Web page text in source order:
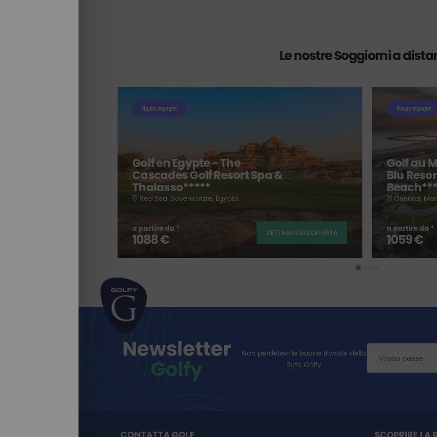
Le nostre Soggiorni a
Havas voyages
Golf en Egypte - The
Cascades Golf Resort Spa &
Thalasso*****
Red Sea Governorate, Égypte
a partire da *
1088 € DETTAGLI DELL'OFFERTA
Havas voyages
Golf au
Blu
Oriental,
a partire da *
1059 €
Newsletter
Golfy
Non perdetevi le buone trovate della
Rete Golfy